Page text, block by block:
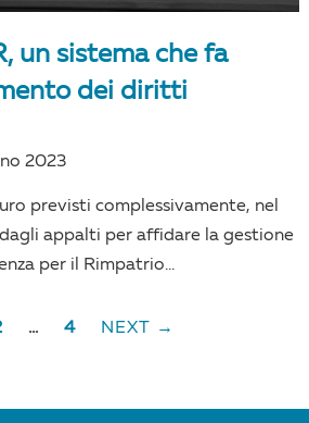
un sistema che fa
dei diritti
2023
previsti complessivamente, nel
appalti per affidare la gestione
per il Rimpatrio...
… 4 NEXT →